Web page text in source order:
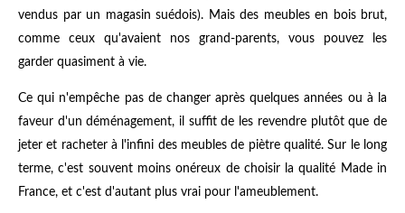
vendus par un magasin suédois). Mais des meubles en bois brut,
comme ceux qu'avaient nos grand-parents, vous pouvez les
garder quasiment à vie.
Ce qui n'empêche pas de changer après quelques années ou à la
faveur d'un déménagement, il suffit de les revendre plutôt que de
jeter et racheter à l'infini des meubles de piètre qualité. Sur le long
terme, c'est souvent moins onéreux de choisir la qualité Made in
France, et c'est d'autant plus vrai pour l'ameublement.